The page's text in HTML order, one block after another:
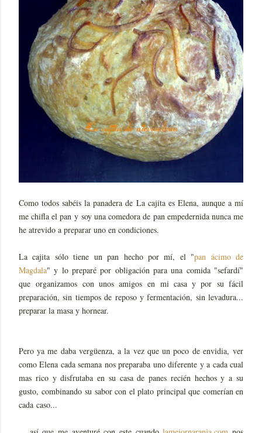
Como todos sabéis la panadera de La cajita es Elena, aunque a mí
me chifla el pan y soy una comedora de pan empedernida nunca me
he atrevido a preparar uno en condiciones.
La cajita sólo tiene un pan hecho por mí, el "pan ácimo de
Magdala" y lo preparé por obligación para una comida "sefardí"
que organizamos con unos amigos en mi casa y por su fácil
preparación, sin tiempos de reposo y fermentación, sin levadura...
preparar la masa y hornear.
Pero ya me daba vergüenza, a la vez que un poco de envidia, ver
como Elena cada semana nos preparaba uno diferente y a cada cual
mas rico y disfrutaba en su casa de panes recién hechos y a su
gusto, combinando su sabor con el plato principal que comerían en
cada caso...